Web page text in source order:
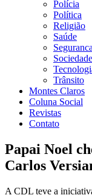
Polícia
Política
Religião
Saúde
Sociedade
Trânsito
Montes Claros
Coluna Social
Revistas
Contato
Papai Noel
Carlos
A CDL teve a